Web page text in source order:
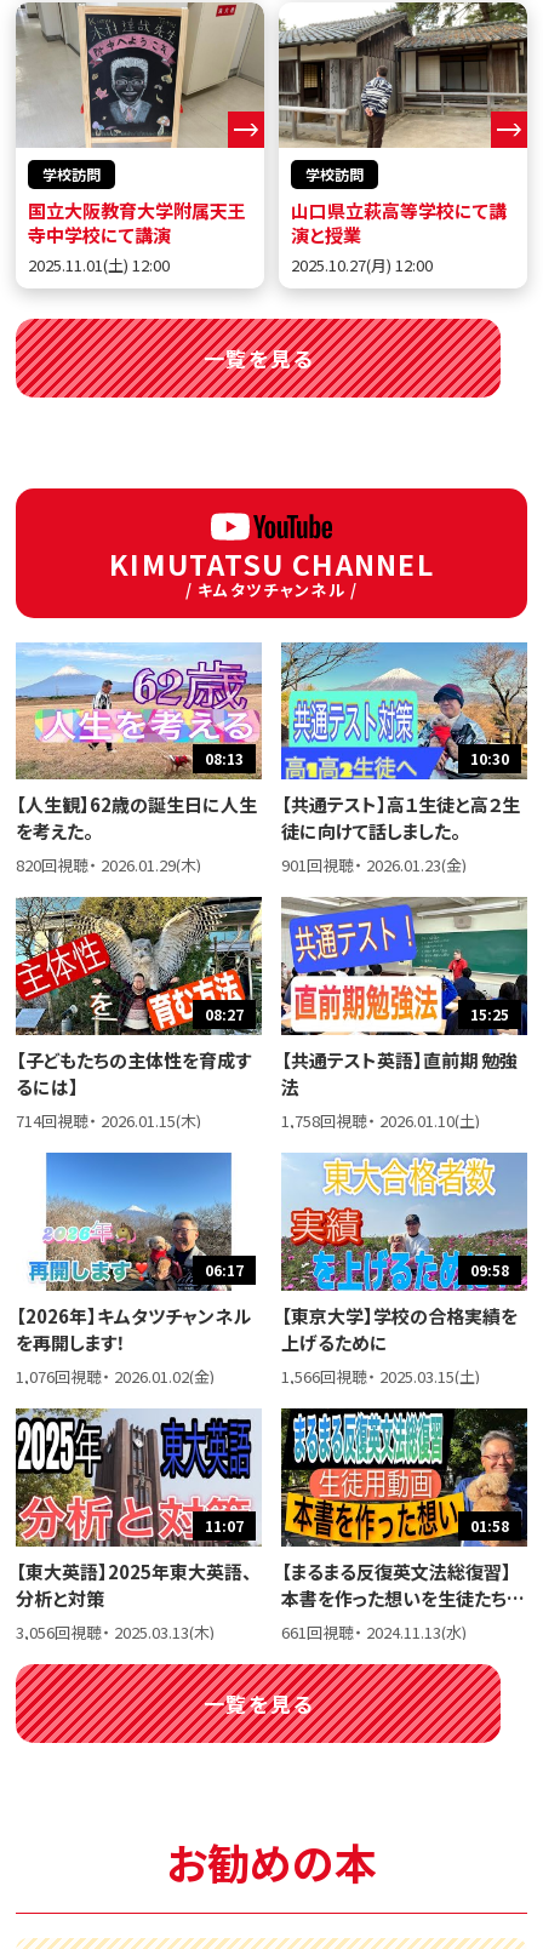
学校訪問
国立大阪教育大学附属天王
寺中学校にて講演
2025.11.01(土) 12:00
学校訪問
山口県立萩高等学校にて講
演と授業
2025.10.27(月) 12:00
一覧を見る
KIMUTATSU CHANNEL
/ キムタツチャンネル /
08:13
【人生観】62歳の誕生日に人生
を考えた。
820回視聴・ 2026.01.29(木)
10:30
【共通テスト】高１生徒と高２生
徒に向けて話しました。
901回視聴・ 2026.01.23(金)
08:27
【子どもたちの主体性を育成す
るには】
714回視聴・ 2026.01.15(木)
15:25
【共通テスト英語】直前期 勉強
法
1,758回視聴・ 2026.01.10(土)
06:17
【2026年】キムタツチャンネル
を再開します！
1,076回視聴・ 2026.01.02(金)
09:58
【東京大学】学校の合格実績を
上げるために
1,566回視聴・ 2025.03.15(土)
11:07
【東大英語】2025年東大英語、
分析と対策
3,056回視聴・ 2025.03.13(木)
01:58
【まるまる反復英文法総復習】
本書を作った想いを生徒たちに
話しました。
661回視聴・ 2024.11.13(水)
一覧を見る
お勧めの本